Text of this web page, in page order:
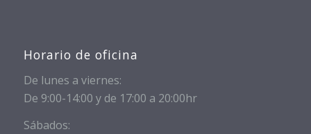
Horario de oficina
De lunes a viernes:
De 9:00-14:00 y de 17:00 a 20:00hr
Sábados: